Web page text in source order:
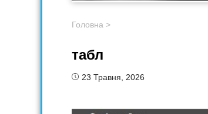
Головна >
табл
23 Травня, 2026